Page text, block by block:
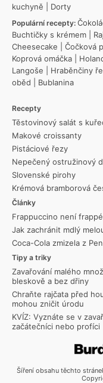
kuchyně
Dorty
Populární recepty:
Buchtičky s krémem
Cheesecake
Čočková
Koprová omáčka
Langoše
Hraběnčiny
oběd
Bublanina
Recepty
Těstovinový salát s
Makové croissanty
Pistáciové řezy
Nepečený ostružinový
Slovenské pirohy
Krémová bramborová
Články
Frappuccino není
Jak zachránit mdlý
Coca-Cola zmizela z
Tipy a triky
Zavařování malého
bleskově a bez dřiny
Chraňte rajčata před
mohou zničit úrodu
KVÍZ: Vyznáte se v
začátečníci nebo profíci
Šíření obsahu těchto